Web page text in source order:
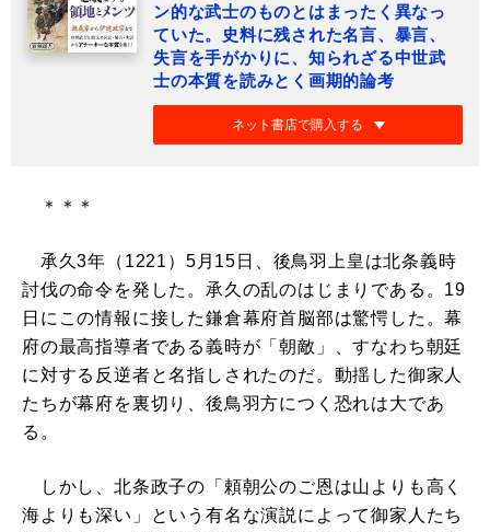
ン的な武士のものとはまったく異なっ
ていた。史料に残された名言、暴言、
失言を手がかりに、知られざる中世武
士の本質を読みとく画期的論考
ネット書店で購入する
＊＊＊
承久3年（1221）5月15日、後鳥羽上皇は北条義時
討伐の命令を発した。承久の乱のはじまりである。19
日にこの情報に接した鎌倉幕府首脳部は驚愕した。幕
府の最高指導者である義時が「朝敵」、すなわち朝廷
に対する反逆者と名指しされたのだ。動揺した御家人
たちが幕府を裏切り、後鳥羽方につく恐れは大であ
る。
しかし、北条政子の「頼朝公のご恩は山よりも高く
海よりも深い」という有名な演説によって御家人たち